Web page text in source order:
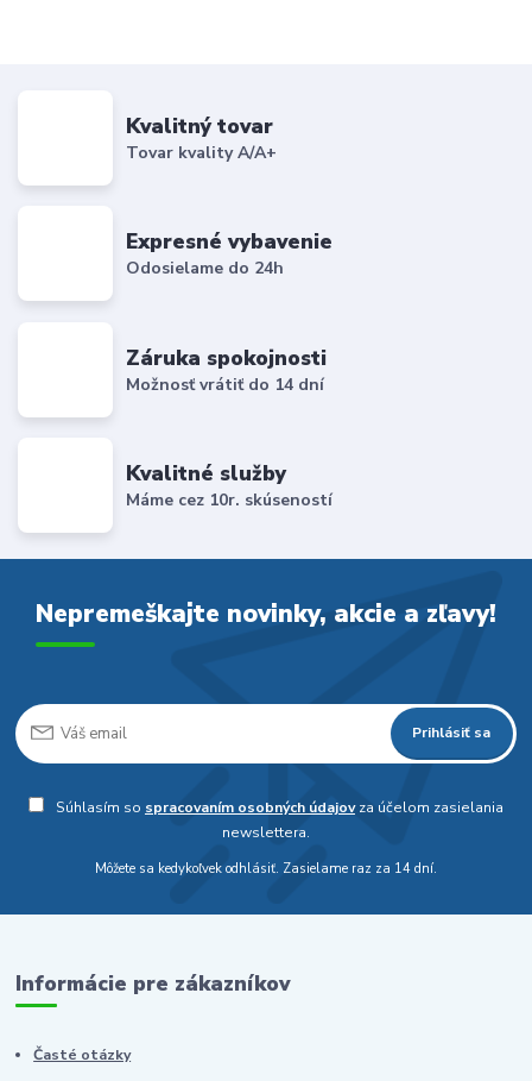
Kvalitný tovar
Tovar kvality A/A+
Expresné vybavenie
Odosielame do 24h
Záruka spokojnosti
Možnosť vrátiť do 14 dní
Kvalitné služby
Máme cez 10r. skúseností
Nepremeškajte novinky, akcie a zľavy!
Prihlásiť sa
Súhlasím so spracovaním osobných údajovza účelom zasielania
newslettera.
Môžete sa kedykoľvek odhlásiť. Zasielame raz za 14 dní.
Informácie pre zákazníkov
Časté otázky